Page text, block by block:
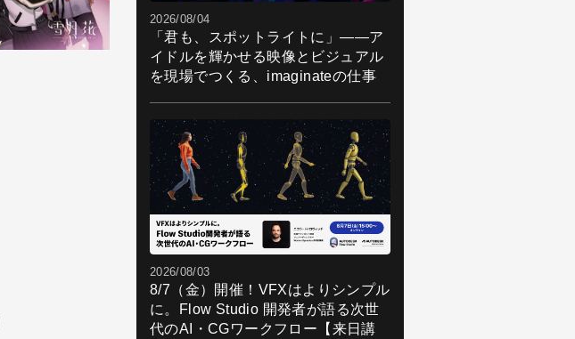
2026/08/04
「君も、スポットライトに」――ア
イドルを輝かせる映像とビジュアル
を現場でつくる、imaginateの仕事
2026/08/03
8/7（金）開催！VFXはよりシンプル
に。Flow Studio 開発者が語る次世
代のAI・CGワークフロー【来日講